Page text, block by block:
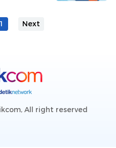
1 Next
All right reserved